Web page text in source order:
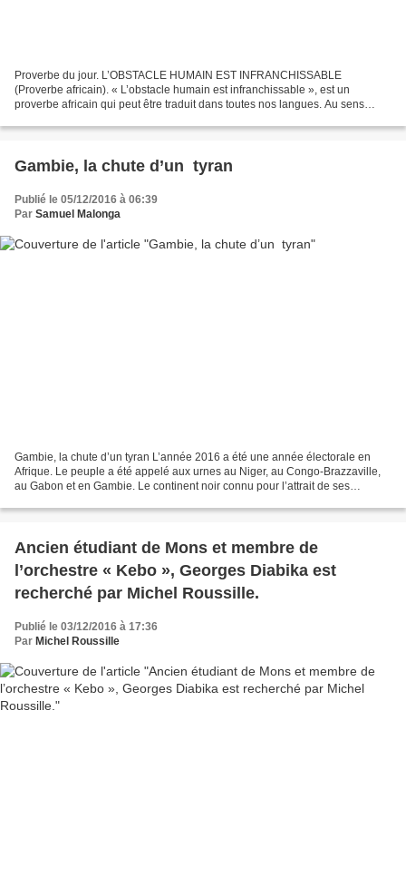
Proverbe du jour. L’OBSTACLE HUMAIN EST INFRANCHISSABLE
(Proverbe africain). « L’obstacle humain est infranchissable », est un
proverbe africain qui peut être traduit dans toutes nos langues. Au sens
Gambie, la chute d’un tyran
Publié le 05/12/2016 à 06:39
Par Samuel Malonga
Gambie, la chute d’un tyran L’année 2016 a été une année électorale en
Afrique. Le peuple a été appelé aux urnes au Niger, au Congo-Brazzaville,
au Gabon et en Gambie. Le continent noir connu pour l’attrait de ses
Ancien étudiant de Mons et membre de
l’orchestre « Kebo », Georges Diabika est
recherché par Michel Roussille.
Publié le 03/12/2016 à 17:36
Par Michel Roussille